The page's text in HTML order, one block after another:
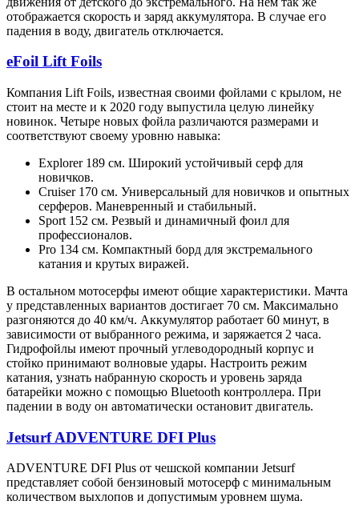
отображается скорость и заряд аккумулятора. В случае его
падения в воду, двигатель отключается.
eFoil Lift Foils
Компания Lift Foils, известная своими фойлами с крылом, не
стоит на месте и к 2020 году выпустила целую линейку
новинок. Четыре новых фойла различаются размерами и
соответствуют своему уровню навыка:
Explorer 189 см. Широкий устойчивый серф для
новичков.
Cruiser 170 см. Универсальный для новичков и опытных
серферов. Маневренный и стабильный.
Sport 152 см. Резвый и динамичный фоил для
профессионалов.
Pro 134 см. Компактный борд для экстремального
катания и крутых виражей.
В остальном мотосерфы имеют общие характеристики. Мачта
у представленных вариантов достигает 70 см. Максимально
разгоняются до 40 км/ч. Аккумулятор работает 60 минут, в
зависимости от выбранного режима, и заряжается 2 часа.
Гидрофойлы имеют прочный углеводородный корпус и
стойко принимают волновые удары. Настроить режим
катания, узнать набранную скорость и уровень заряда
батарейки можно с помощью Bluetooth контроллера. При
падении в воду он автоматически остановит двигатель.
Jetsurf ADVENTURE DFI Plus
ADVENTURE DFI Plus от чешской компании Jetsurf
представляет собой бензиновый мотосерф с минимальным
количеством выхлопов и допустимым уровнем шума.